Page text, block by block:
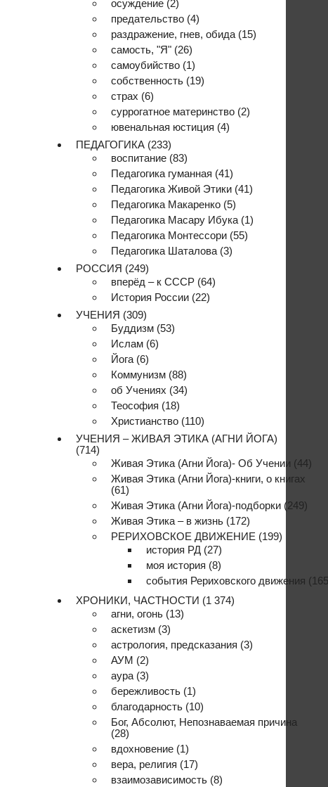
осуждение (2)
предательство (4)
раздражение, гнев, обида (15)
самость, "Я" (26)
самоубийство (1)
собственность (19)
страх (6)
суррогатное материнство (2)
ювенальная юстиция (4)
ПЕДАГОГИКА (233)
воспитание (83)
Педагогика гуманная (41)
Педагогика Живой Этики (41)
Педагогика Макаренко (5)
Педагогика Масару Ибука (1)
Педагогика Монтессори (55)
Педагогика Шаталова (3)
РОССИЯ (249)
вперёд – к СССР (64)
История России (22)
УЧЕНИЯ (309)
Буддизм (53)
Ислам (6)
Йога (6)
Коммунизм (88)
об Учениях (34)
Теософия (18)
Христианство (110)
УЧЕНИЯ – ЖИВАЯ ЭТИКА (АГНИ ЙОГА)
(714)
Живая Этика (Агни Йога)- Об Учении (44)
Живая Этика (Агни Йога)-книги, о книгах
(61)
Живая Этика (Агни Йога)-подборки (249)
Живая Этика – в жизнь (172)
РЕРИХОВСКОЕ ДВИЖЕНИЕ (199)
история РД (27)
моя история (8)
события Рериховского движения
ХРОНИКИ, ЧАСТНОСТИ (1 374)
агни, огонь (13)
аскетизм (3)
астрология, предсказания (3)
АУМ (2)
аура (3)
бережливость (1)
благодарность (10)
Бог, Абсолют, Непознаваемая причина
(28)
вдохновение (1)
вера, религия (17)
взаимозависимость (8)